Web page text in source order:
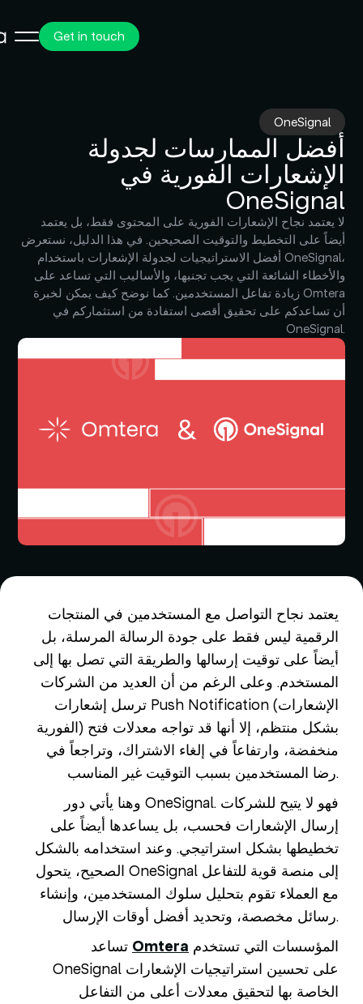
Get in touch
OneSignal
أفضل الممارسات لجدولة
الإشعارات الفورية في
OneSignal
لا يعتمد نجاح الإشعارات الفورية على المحتوى فقط، بل يعتمد
أيضاً على التخطيط والتوقيت الصحيحين. في هذا الدليل، نستعرض
أفضل الاستراتيجيات لجدولة الإشعارات باستخدام OneSignal،
والأخطاء الشائعة التي يجب تجنبها، والأساليب التي تساعد على
زيادة تفاعل المستخدمين. كما نوضح كيف يمكن لخبرة Omtera
أن تساعدكم على تحقيق أقصى استفادة من استثماركم في
OneSignal.
يعتمد نجاح التواصل مع المستخدمين في المنتجات
الرقمية ليس فقط على جودة الرسالة المرسلة، بل
أيضاً على توقيت إرسالها والطريقة التي تصل بها إلى
المستخدم. وعلى الرغم من أن العديد من الشركات
ترسل إشعارات Push Notification (الإشعارات
الفورية) بشكل منتظم، إلا أنها قد تواجه معدلات فتح
منخفضة، وارتفاعاً في إلغاء الاشتراك، وتراجعاً في
رضا المستخدمين بسبب التوقيت غير المناسب.
وهنا يأتي دور OneSignal. فهو لا يتيح للشركات
إرسال الإشعارات فحسب، بل يساعدها أيضاً على
تخطيطها بشكل استراتيجي. وعند استخدامه بالشكل
الصحيح، يتحول OneSignal إلى منصة قوية للتفاعل
مع العملاء تقوم بتحليل سلوك المستخدمين، وإنشاء
رسائل مخصصة، وتحديد أفضل أوقات الإرسال.
Omtera
OneSignal على تحسين استراتيجيات الإشعارات
الخاصة بها لتحقيق معدلات أعلى من التفاعل